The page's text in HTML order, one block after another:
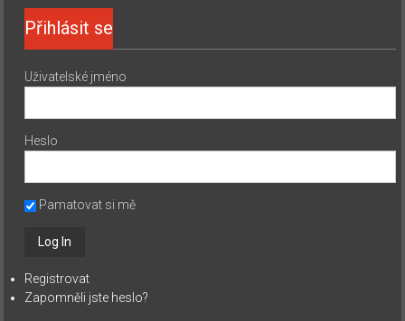
Přihlásit se
Uživatelské jméno
Heslo
Pamatovat si mě
Registrovat
Zapomněli jste heslo?